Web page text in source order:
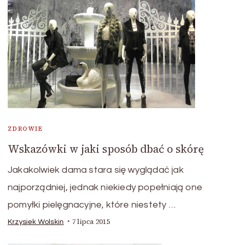
ZDROWIE
Wskazówki w jaki sposób dbać o skórę
Jakakolwiek dama stara się wyglądać jak
najporządniej, jednak niekiedy popełniają one
pomyłki pielęgnacyjne, które niestety …
Krzysiek Wolskin 7 lipca 2015